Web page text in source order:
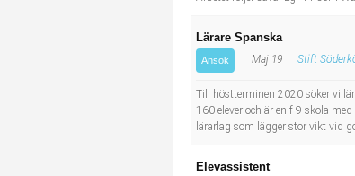
Lärare Spanska
Ansök Maj 19 Stift
Till höstterminen 2020 söker vi
160 elever och är en f-9 skola
lärarlag som lägger stor vikt vid
Elevassistent